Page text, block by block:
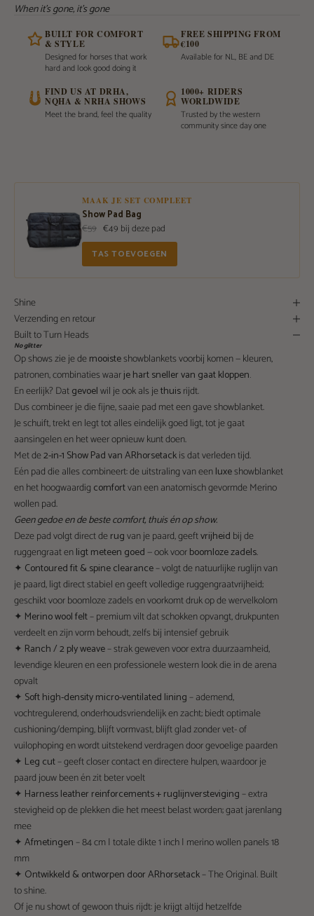
When it's gone, it's gone
BUILT FOR COMFORT
& STYLE
Designed for horses that work
hard and look good doing it
FREE SHIPPING FROM
€100
Available for NL, BE and DE
FIND US AT DRHA,
NQHA & NRHA SHOWS
Meet the brand, feel the quality
1000+ RIDERS
WORLDWIDE
Trusted by the western
community since day one
MAAK JE SET COMPLEET
Show Pad Bag
€59 €49 bij deze pad
TAS TOEVOEGEN
Shine
Verzending en retour
Built to Turn Heads
No glitter
Op shows zie je demooisteshowblankets voorbij komen — kleuren,
patronen, combinaties waarje hart sneller van gaat kloppen.
En eerlijk? Datgevoelwil je ook als jethuisrijdt.
Dus combineer je die fijne, saaie pad met een gave showblanket.
Je schuift, trekt en legt tot alles eindelijk goed ligt, tot je gaat
aansingelen en het weer opnieuw kunt doen.
Met de2-in-1 Show Pad van ARhorsetackis dat verleden tijd.
Eén pad die alles combineert: de uitstraling van eenluxeshowblanket
en het hoogwaardig comfortvan een anatomisch gevormde Merino
wollen pad.
Geen gedoe en de beste comfort, thuis én op show.
Deze pad volgt direct derugvan je paard, geeftvrijheid bij de
ruggengraat enligt meteen goed— ook voorboomloze zadels.
✦ Contoured fit & spine clearance– volgt de natuurlijke ruglijn van
je paard, ligt direct stabiel en geeft volledige ruggengraatvrijheid;
geschikt voor boomloze zadels en voorkomt druk op de wervelkolom
✦ Merino wool felt– premium vilt dat schokken opvangt, drukpunten
verdeelt en zijn vorm behoudt, zelfs bij intensief gebruik
✦ Ranch / 2 ply weave– strak geweven voor extra duurzaamheid,
levendige kleuren en een professionele western look die in de arena
opvalt
✦ Soft high-density micro-ventilated lining– ademend,
vochtregulerend, onderhoudsvriendelijk en zacht; biedt optimale
cushioning/demping, blijft vormvast, blijft glad zonder vet- of
vuilophoping en wordt uitstekend verdragen door gevoelige paarden
✦ Leg cut– geeft closer contact en directere hulpen, waardoor je
paard jouw been én zit beter voelt
✦ Harness leather reinforcements + ruglijnversteviging– extra
stevigheid op de plekken die het meest belast worden; gaat jarenlang
mee
✦ Afmetingen– 84 cm | totale dikte 1 inch | merino wollen panels 18
mm
✦ Ontwikkeld & ontworpen door ARhorsetack– The Original. Built
to shine.
Of je nu showt of gewoon thuis rijdt: je krijgt altijd hetzelfde